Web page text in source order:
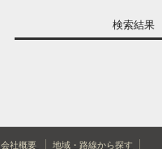
検索結
会社概要 地域・路線から探す